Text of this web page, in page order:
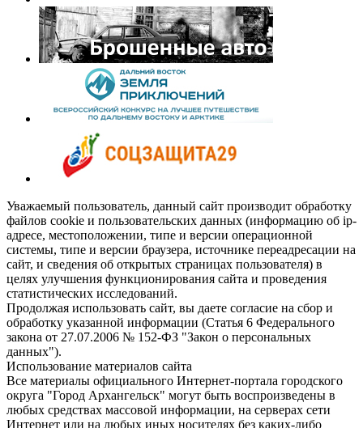
Уважаемый пользователь, данный сайт производит обработку
файлов cookie и пользовательских данных (информацию об ip-
адресе, местоположении, типе и версии операционной
системы, типе и версии браузера, источнике переадресации на
сайт, и сведения об открытых страницах пользователя) в
целях улучшения функционирования сайта и проведения
статистических исследований.
Продолжая использовать сайт, вы даете согласие на сбор и
обработку указанной информации (Статья 6 Федерального
закона от 27.07.2006 № 152-ФЗ "Закон о персональных
данных").
Использование материалов сайта
Все материалы официального Интернет-портала городского
округа "Город Архангельск" могут быть воспроизведены в
любых средствах массовой информации, на серверах сети
Интернет или на любых иных носителях без каких-либо